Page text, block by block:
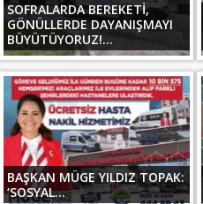
SOFRALARDA BEREKETİ,
GÖNÜLLERDE DAYANIŞMAYI
BÜYÜTÜYORUZ!...
BAŞKAN MÜGE YILDIZ TOPAK:
‘SOSYAL...